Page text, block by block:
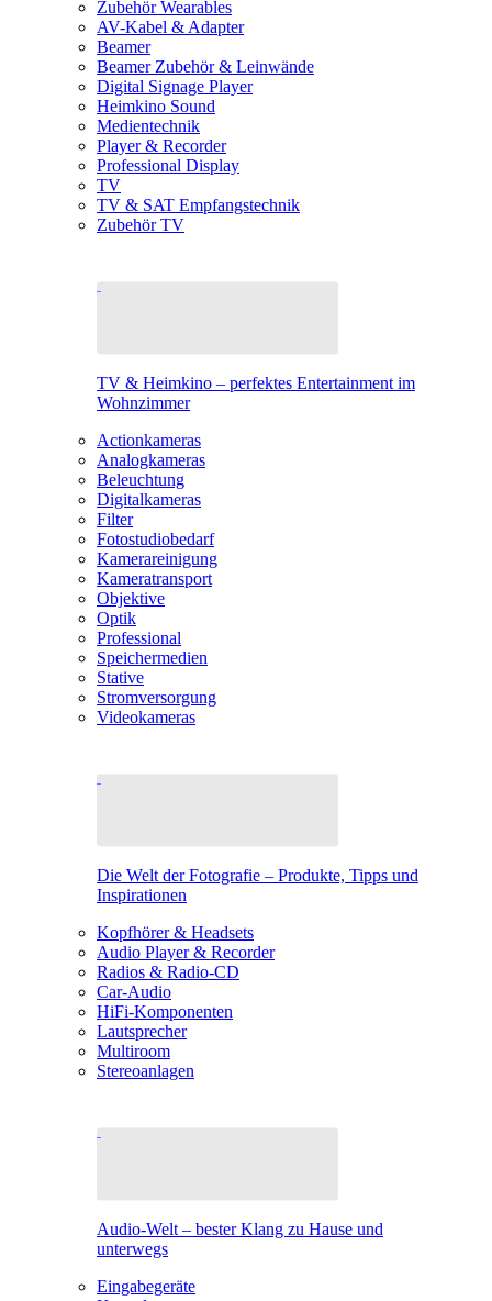
Zubehör Wearables
AV-Kabel & Adapter
Beamer
Beamer Zubehör & Leinwände
Digital Signage Player
Heimkino Sound
Medientechnik
Player & Recorder
Professional Display
TV
TV & SAT Empfangstechnik
Zubehör TV
TV & Heimkino – perfektes Entertainment im
Wohnzimmer
Actionkameras
Analogkameras
Beleuchtung
Digitalkameras
Filter
Fotostudiobedarf
Kamerareinigung
Kameratransport
Objektive
Optik
Professional
Speichermedien
Stative
Stromversorgung
Videokameras
Die Welt der Fotografie – Produkte, Tipps und
Inspirationen
Kopfhörer & Headsets
Audio Player & Recorder
Radios & Radio-CD
Car-Audio
HiFi-Komponenten
Lautsprecher
Multiroom
Stereoanlagen
Audio-Welt – bester Klang zu Hause und
unterwegs
Eingabegeräte